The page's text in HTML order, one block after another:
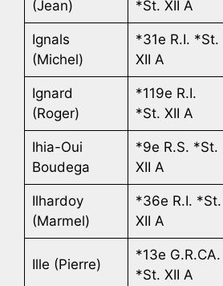
(Jean)
*St. XII A
Ignals
(Michel)
*31e R.I. *St.
XII A
Ignard
(Roger)
*119e R.I.
*St. XII A
Ihia-Oui
Boudega
*9e R.S. *St.
XII A
Ilhardoy
(Marmel)
*36e R.I. *St.
XII A
Ille (Pierre)
*13e G.R.CA.
*St. XII A